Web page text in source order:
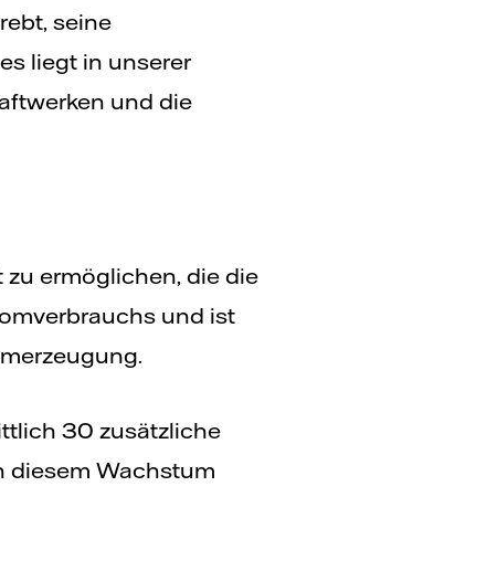
seine
liegt in unserer
und die
ermöglichen, die die
und ist
30 zusätzliche
diesem Wachstum